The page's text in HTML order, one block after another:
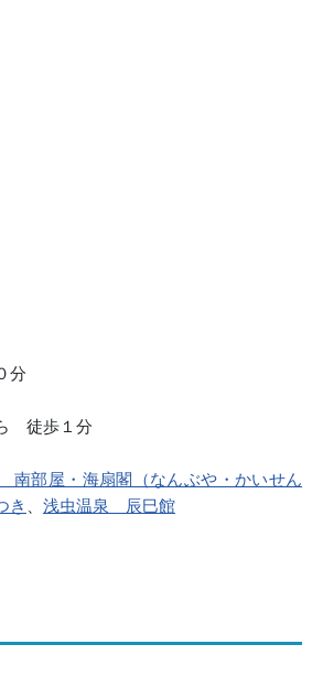
分
徒歩１分
部屋・海扇閣（なんぶや・かいせん
き 浅虫温泉 辰巳館